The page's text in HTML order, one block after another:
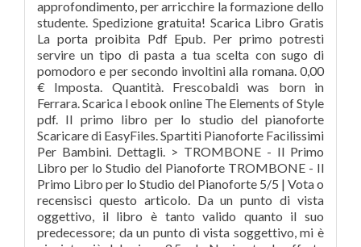
approfondimento, per arricchire la formazione dello
studente. Spedizione gratuita! Scarica Libro Gratis
La porta proibita Pdf Epub. Per primo potresti
servire un tipo di pasta a tua scelta con sugo di
pomodoro e per secondo involtini alla romana. 0,00
€ Imposta. Quantità. Frescobaldi was born in
Ferrara. Scarica l ebook online The Elements of Style
pdf. Il primo libro per lo studio del pianoforte
Scaricare di EasyFiles. Spartiti Pianoforte Facilissimi
Per Bambini. Dettagli. > TROMBONE - Il Primo
Libro per lo Studio del Pianoforte TROMBONE - Il
Primo Libro per lo Studio del Pianoforte 5/5 | Vota o
recensisci questo articolo. Da un punto di vista
oggettivo, il libro è tanto valido quanto il suo
predecessore; da un punto di vista soggettivo, mi è